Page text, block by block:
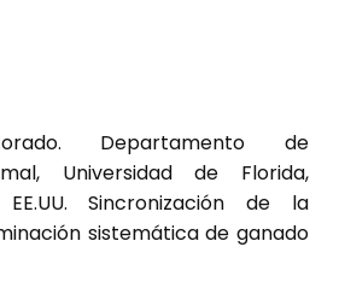
Departamento de
Universidad de Florida,
EE.UU. Sincronización de la
sistemática de ganado